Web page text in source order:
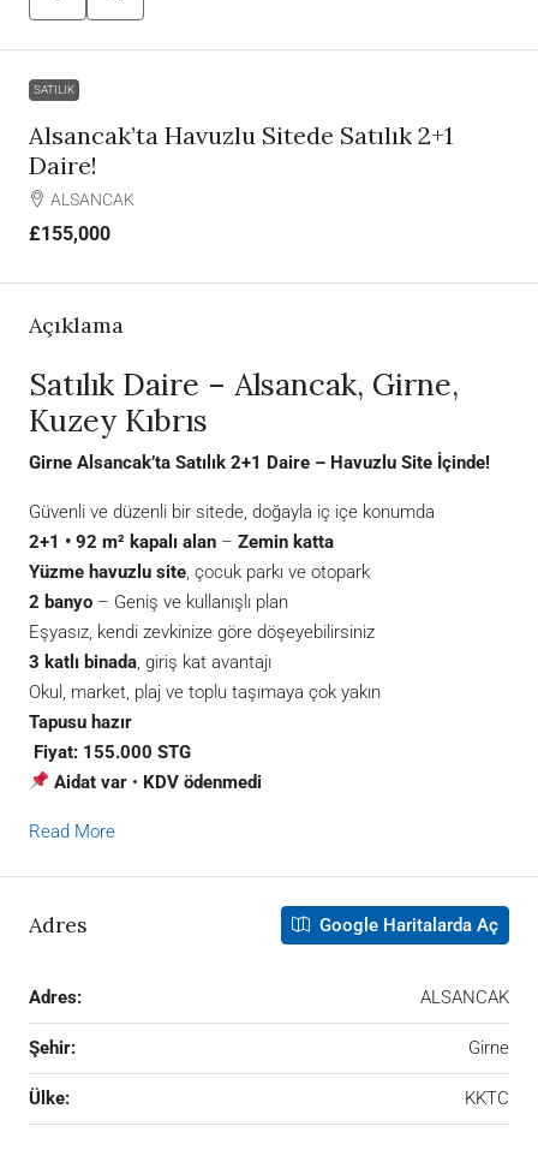
SATILIK
Alsancak’ta Havuzlu Sitede Satılık 2+1
Daire!
ALSANCAK
£155,000
Açıklama
Satılık Daire – Alsancak, Girne,
Kuzey Kıbrıs
Girne Alsancak’ta Satılık 2+1 Daire – Havuzlu Site İçinde!
Güvenli ve düzenli bir sitede, doğayla iç içe konumda
2+1 • 92 m² kapalı alan – Zemin katta
Yüzme havuzlu site, çocuk parkı ve otopark
2 banyo – Geniş ve kullanışlı plan
Eşyasız, kendi zevkinize göre döşeyebilirsiniz
3 katlı binada, giriş kat avantajı
Okul, market, plaj ve toplu taşımaya çok yakın
Tapusu hazır
Fiyat: 155.000 STG
Aidat var • KDV ödenmedi
Read More
Adres Google Haritalarda Aç
Adres: ALSANCAK
Şehir: Girne
Ülke: KKTC